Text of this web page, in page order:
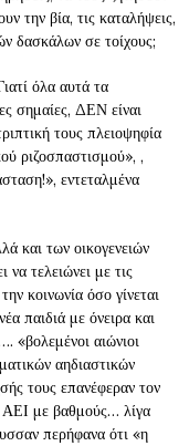
την βία, τις καταλήψεις,
δασκάλων σε τοίχους;
όλα αυτά τα
σημαίες, ΔΕΝ είναι
τους πλειοψηφία
ριζοσπαστισμού», ,
εντεταλμένα
και των οικογενειών
τελειώνει με τις
κοινωνία όσο γίνεται
παιδιά με όνειρα και
«βολεμένοι αιώνιοι
αηδιαστικών
τους επανέφεραν τον
ΑΕΙ με βαθμούς… λίγα
περήφανα ότι «η